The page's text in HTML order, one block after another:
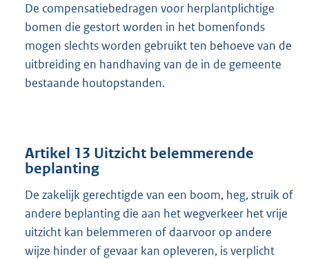
De compensatiebedragen voor herplantplichtige
bomen die gestort worden in het bomenfonds
mogen slechts worden gebruikt ten behoeve van de
uitbreiding en handhaving van de in de gemeente
bestaande houtopstanden.
Artikel 13 Uitzicht belemmerende
beplanting
De zakelijk gerechtigde van een boom, heg, struik of
andere beplanting die aan het wegverkeer het vrije
uitzicht kan belemmeren of daarvoor op andere
wijze hinder of gevaar kan opleveren, is verplicht